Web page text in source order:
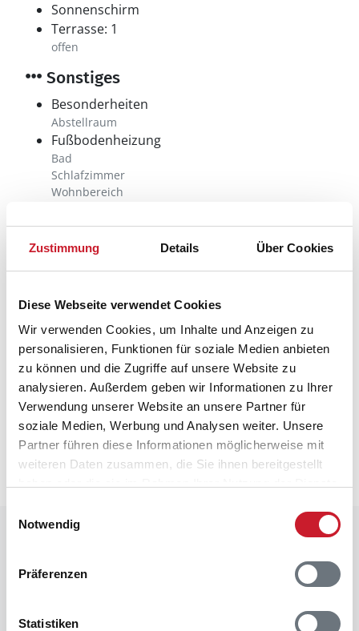
Zustimmung Details Über Cookies
Diese Webseite verwendet Cookies
Wir verwenden Cookies, um Inhalte und Anzeigen zu
personalisieren, Funktionen für soziale Medien anbieten
zu können und die Zugriffe auf unsere Website zu
analysieren. Außerdem geben wir Informationen zu Ihrer
Verwendung unserer Website an unsere Partner für
soziale Medien, Werbung und Analysen weiter. Unsere
Partner führen diese Informationen möglicherweise mit
weiteren Daten zusammen, die Sie ihnen bereitgestellt
Notwendig
Präferenzen
Statistiken
Sonnenschirm
Terrasse: 1
offen
Sonstiges
Besonderheiten
Abstellraum
Fußbodenheizung
Bad
Schlafzimmer
Wohnbereich
Samstag
Kinderbett
Luft-Wasser
Luft-Wasser
Neben- und Verbrauchskosten
Die aktuellen Verbrauchskosten finden Sie im
nächsten Schritt im Buchungsformular.
Raumaufteilung